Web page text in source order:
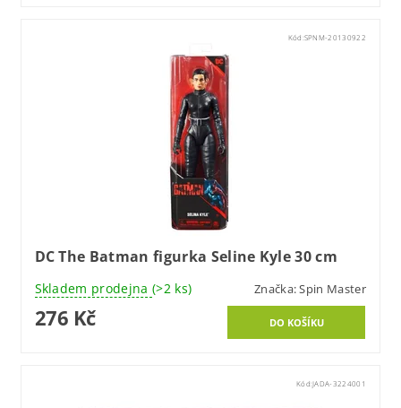
Kód:SPNM-20130922
DC The Batman figurka Seline Kyle 30 cm
Skladem prodejna (>2 ks) Značka:Spin Master
276 Kč
Kód:JADA-3224001